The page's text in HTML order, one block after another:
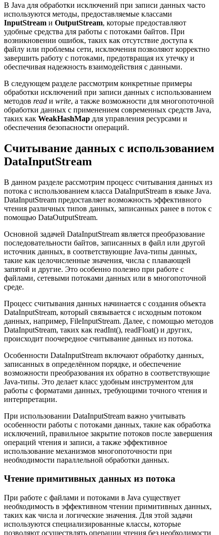
В Java для обработки исключений при записи данных часто
используются методы, предоставляемые классами
InputStream и OutputStream, которые предоставляют
удобные средства для работы с потоками байтов. При
возникновении ошибок, таких как отсутствие доступа к
файлу или проблемы сети, исключения позволяют корректно
завершить работу с потоками, предотвращая их утечку и
обеспечивая надежность взаимодействия с данными.
В следующем разделе рассмотрим конкретные примеры
обработки исключений при записи данных с использованием
методов read и write, а также возможности для многопоточной
обработки данных с применением современных средств Java,
таких как WeakHashMap для управления ресурсами и
обеспечения безопасности операций.
Считывание данных с использованием
DataInputStream
В данном разделе рассмотрим процесс считывания данных из
потока с использованием класса DataInputStream в языке Java.
DataInputStream предоставляет возможность эффективного
чтения различных типов данных, записанных ранее в поток с
помощью DataOutputStream.
Основной задачей DataInputStream является преобразование
последовательности байтов, записанных в файл или другой
источник данных, в соответствующие Java-типы данных,
такие как целочисленные значения, числа с плавающей
запятой и другие. Это особенно полезно при работе с
файлами, сетевыми потоками данных или в многопоточной
среде.
Процесс считывания данных начинается с создания объекта
DataInputStream, который связывается с исходным потоком
данных, например, FileInputStream. Далее, с помощью методов
DataInputStream, таких как readInt(), readFloat() и других,
происходит поочередное считывание данных из потока.
Особенности DataInputStream включают обработку данных,
записанных в определённом порядке, и обеспечение
возможности преобразования их обратно в соответствующие
Java-типы. Это делает класс удобным инструментом для
работы с форматами данных, требующими точного чтения и
интерпретации.
При использовании DataInputStream важно учитывать
особенности работы с потоками данных, такие как обработка
исключений, правильное закрытие потоков после завершения
операций чтения и записи, а также эффективное
использование механизмов многопоточности при
необходимости параллельной обработки данных.
Чтение примитивных данных из потока
При работе с файлами и потоками в Java существует
необходимость в эффективном чтении примитивных данных,
таких как числа и логические значения. Для этой задачи
используются специализированные классы, которые
позволяют осуществлять операции чтения без необходимости